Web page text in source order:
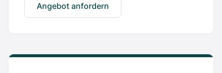
Angebot anfordern